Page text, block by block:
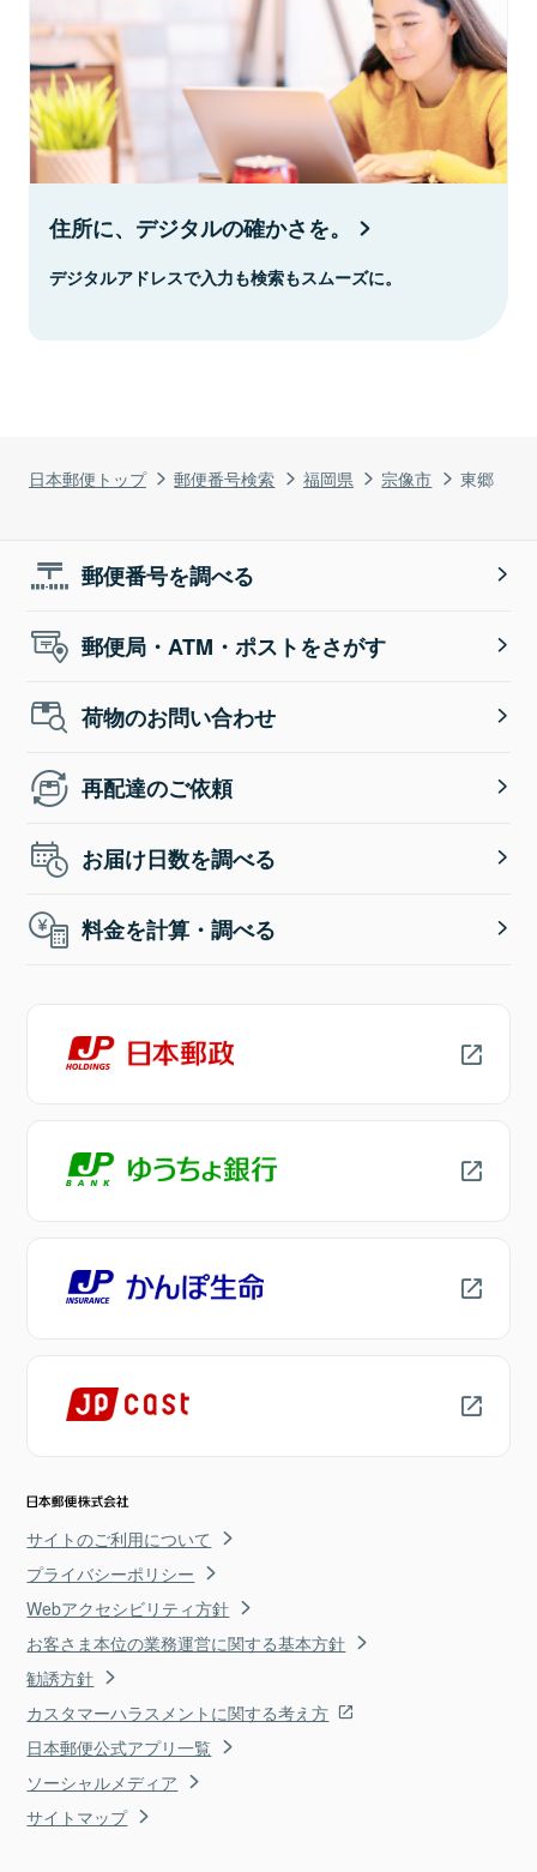
日本郵便トップ 郵便番号検索 福岡県 宗像市 東郷
住所に、デジタルの確かさを。
デジタルアドレスで入力も検索もスムーズに。
郵便番号を調べる
郵便局・ATM・ポストをさがす
荷物のお問い合わせ
再配達のご依頼
お届け日数を調べる
料金を計算・調べる
サイトのご利用について
プライバシーポリシー
Webアクセシビリティ方針
お客さま本位の業務運営に関する基本方針
勧誘方針
カスタマーハラスメントに関する考え方
日本郵便公式アプリ一覧
ソーシャルメディア
サイトマップ